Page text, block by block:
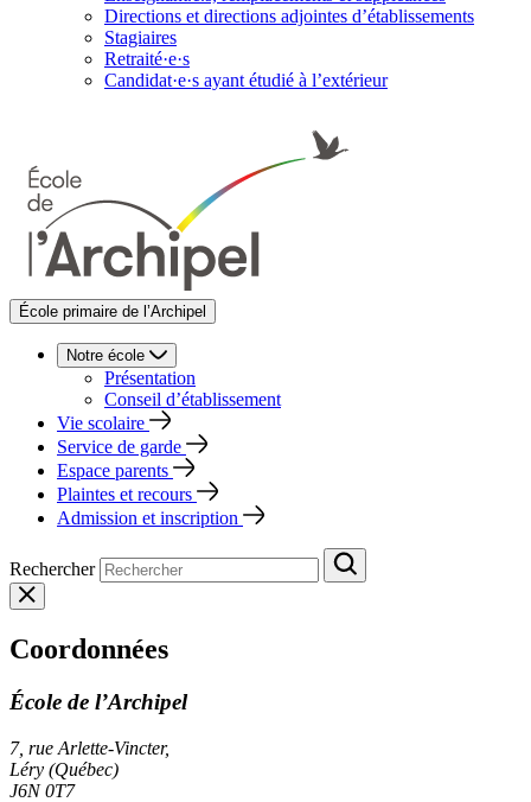
Directions et directions adjointes d’établissements
Stagiaires
Retraité·e·s
Candidat·e·s ayant étudié à l’extérieur
École primaire de l’Archipel
Notre école
Présentation
Conseil d’établissement
Vie scolaire
Service de garde
Espace parents
Plaintes et recours
Admission et inscription
Rechercher
Coordonnées
École de l’Archipel
7, rue Arlette-Vincter,
Léry (Québec)
J6N 0T7